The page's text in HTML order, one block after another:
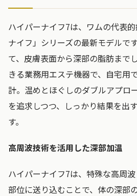
ハイパーナイフ7は、ワムの代表
ナイフ」シリーズの最新モデルで
て、皮膚表面から深部の脂肪まで
きる業務用エステ機器で、自宅用
計。温めとほぐしのダブルアプロ
を追求しつつ、しっかり結果を出
す。
高周波技術を活用した深部加温
ハイパーナイフ7は、特殊な高周
部位に送り込むことで、体の深部